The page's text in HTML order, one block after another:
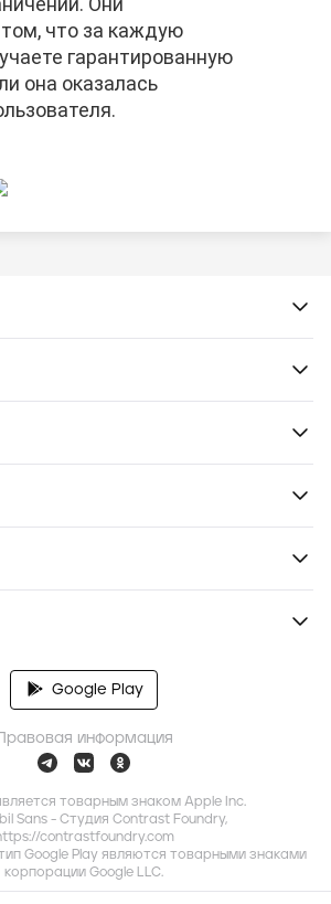
что за каждую
гарантированную
она оказалась
Google Play
Правовая информация
товарным знаком Apple Inc.
Sans - Студия Contrast Foundry,
contrastfoundry.com
Google Play являются товарными знаками
корпорации Google LLC.